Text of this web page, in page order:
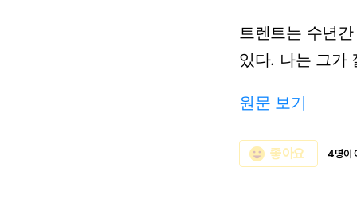
트렌트는 수년간
있다. 나는 그가
원문 보기
emoji_emotions 좋아요 4명이